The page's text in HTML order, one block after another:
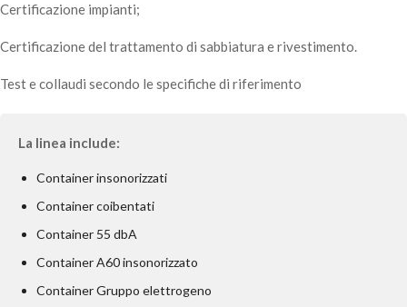
Certificazione impianti;
Certificazione del trattamento di sabbiatura e rivestimento.
Test e collaudi secondo le specifiche di riferimento
La linea include:
Container insonorizzati
Container coibentati
Container 55 dbA
Container A60 insonorizzato
Container Gruppo elettrogeno